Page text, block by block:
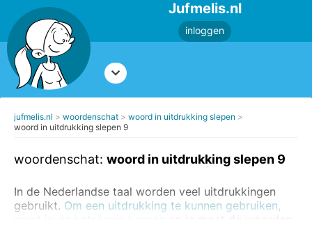
Jufmelis.nl
inloggen
jufmelis.nl woordenschat
woord in uitdrukking slepen
woord in uitdrukking slepen 9
woordenschat: woord in uitdrukking slepen 9
In de Nederlandse taal worden veel uitdrukkingen
gebruikt. Om een uitdrukking te kunnen gebruiken,
de ontbrekende woorden invullen.